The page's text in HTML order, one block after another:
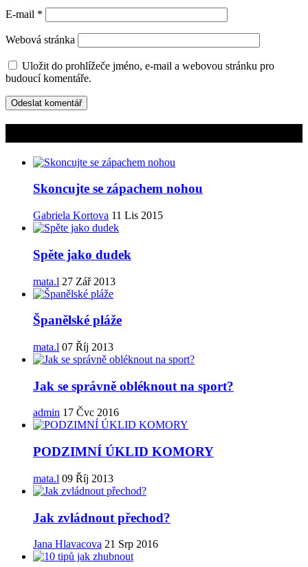
E-mail *
Webová stránka
Uložit do prohlížeče jméno, e-mail a webovou stránku pro
budoucí komentáře.
Skoncujte se zápachem nohou
Gabriela Kortova 11 Lis 2015
Spěte jako dudek
mata.l 27 Zář 2013
Španělské pláže
mata.l 07 Říj 2013
Jak se správně obléknout na sport?
admin 17 Čvc 2016
PODZIMNÍ ÚKLID KOMORY
mata.l 09 Říj 2013
Jak zvládnout přechod?
Jana Hlavacova 21 Srp 2016